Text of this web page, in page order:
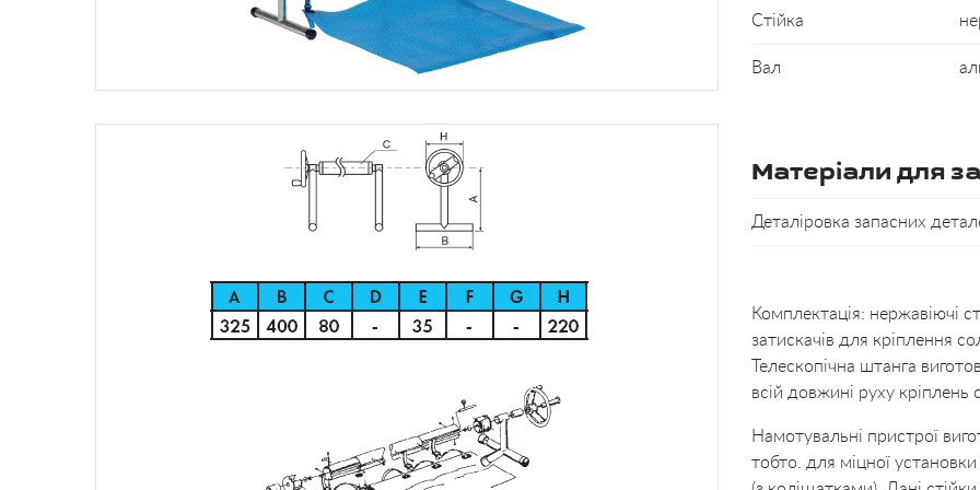
Стійка
Вал
Матеріали для
Деталіровка запасних
Комплектація: нержавіючі
затискачів для кріплення
Телескопічна штанга
всій довжині руху кріплень
Намотувальні пристрої
тобто. для міцної